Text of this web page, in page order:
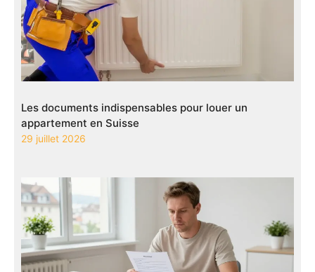
Les documents indispensables pour louer un
appartement en Suisse
29 juillet 2026